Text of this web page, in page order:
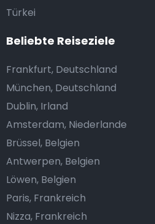
Türkei
Beliebte Reiseziele
Frankfurt, Deutschland
München, Deutschland
Dublin, Irland
Amsterdam, Niederlande
Brüssel, Belgien
Antwerpen, Belgien
Löwen, Belgien
Paris, Frankreich
Nizza, Frankreich